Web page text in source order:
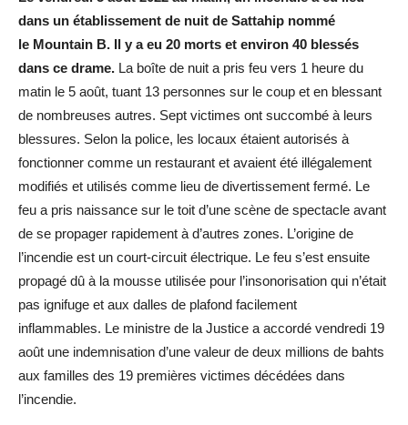
dans un établissement de nuit de Sattahip nommé
le Mountain B. Il y a eu 20 morts et environ 40 blessés
dans ce drame. La boîte de nuit a pris feu vers 1 heure du
matin le 5 août, tuant 13 personnes sur le coup et en blessant
de nombreuses autres. Sept victimes ont succombé à leurs
blessures. Selon la police, les locaux étaient autorisés à
fonctionner comme un restaurant et avaient été illégalement
modifiés et utilisés comme lieu de divertissement fermé. Le
feu a pris naissance sur le toit d’une scène de spectacle avant
de se propager rapidement à d’autres zones. L’origine de
l’incendie est un court-circuit électrique. Le feu s’est ensuite
propagé dû à la mousse utilisée pour l’insonorisation qui n’était
pas ignifuge et aux dalles de plafond facilement
inflammables. Le ministre de la Justice a accordé vendredi 19
août une indemnisation d’une valeur de deux millions de bahts
aux familles des 19 premières victimes décédées dans
l’incendie.